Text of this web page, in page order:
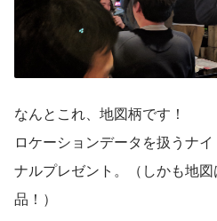
なんとこれ、地図柄です！
ロケーションデータを扱うナ
ナルプレゼント。（しかも地
品！）